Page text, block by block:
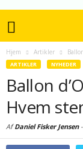
Hjem Artikler
ARTIKLER NYHEDER
Ballon
Hvem
AfDaniel Fisker Jensen-